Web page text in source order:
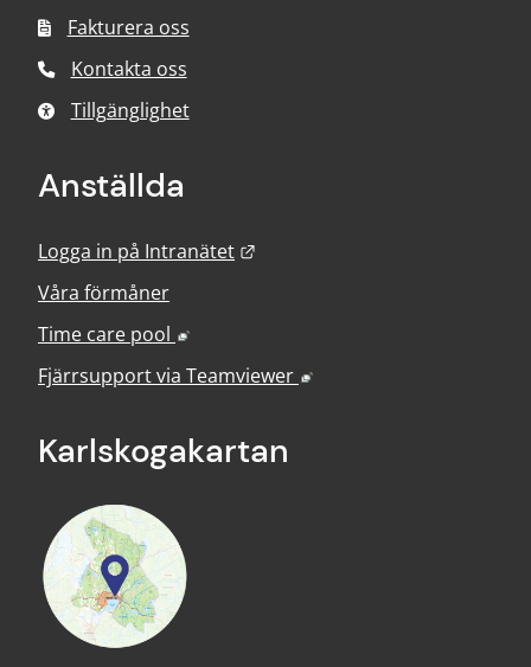
Fakturera oss
Kontakta oss
Tillgänglighet
Anställda
Logga in på Intranätet
Våra förmåner
Time care pool
Länk till annan webbplats, öppnas i
Fjärrsupport via Teamviewer Länk till annan
Karlskoga­kartan